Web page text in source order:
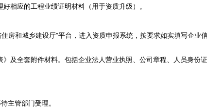
相应的工程业绩证明材料（用于资质升级）。
房和城乡建设厅”平台，进入资质申报系统，按要求如实填写企业
及全套附件材料。包括企业法人营业执照、公司章程、人员身
主管部门受理。